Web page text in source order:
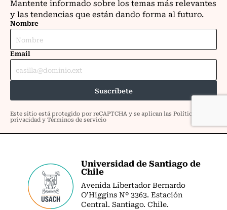
Universidad de Santiago de
Chile
Avenida Libertador Bernardo
O’Higgins Nº 3363. Estación
Central. Santiago. Chile.